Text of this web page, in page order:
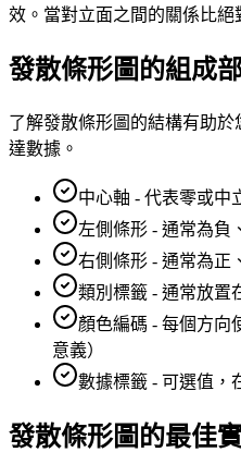
效。當對立面之間的關係比絕
發散條形圖的組成
了解發散條形圖的結構有助
達數據。
中心軸 - 代表零或中
左側條形 - 通常為負
右側條形 - 通常為正
類別標籤 - 通常放置
顏色編碼 - 每個方向
意義）
數據標籤 - 可選值，
發散條形圖的最佳